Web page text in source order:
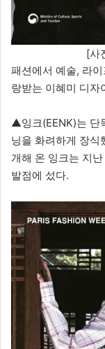
[사
패션에서 예술, 라
랑받는 이혜미 디자
▲잉크(EENK)는 단
닝을 화려하게 장식
개해 온 잉크는 지
발점에 섰다.